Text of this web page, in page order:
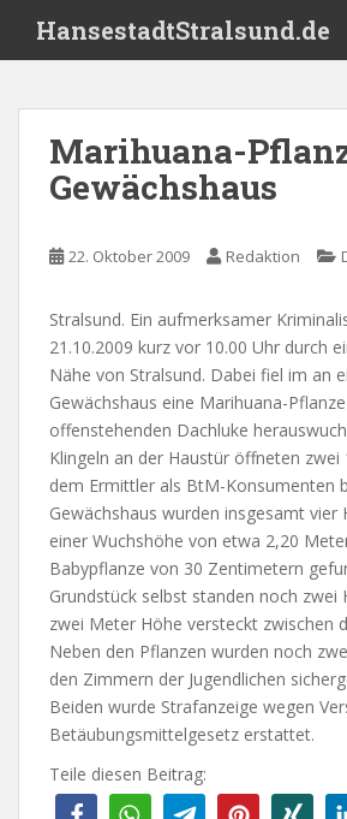
i
HansestadtStralsund.de
Marihuana-
Gewächshaus
22. Oktober 2009 Redaktion
Stralsund. Ein aufmerksamer
21.10.2009 kurz vor 10.00 Uhr durch
Nähe von Stralsund. Dabei fiel im an
Gewächshaus eine Marihuana-
offenstehenden Dachluke
Klingeln an der Haustür öffneten zwei
dem Ermittler als BtM-Konsumenten
Gewächshaus wurden insgesamt vier
einer Wuchshöhe von etwa 2,20
Babypflanze von 30 Zentimetern
Grundstück selbst standen noch zwei
zwei Meter Höhe versteckt zwischen
Neben den Pflanzen wurden noch
den Zimmern der Jugendlichen
Beiden wurde Strafanzeige wegen
Betäubungsmittelgesetz erstattet.
Teile diesen Beitrag: